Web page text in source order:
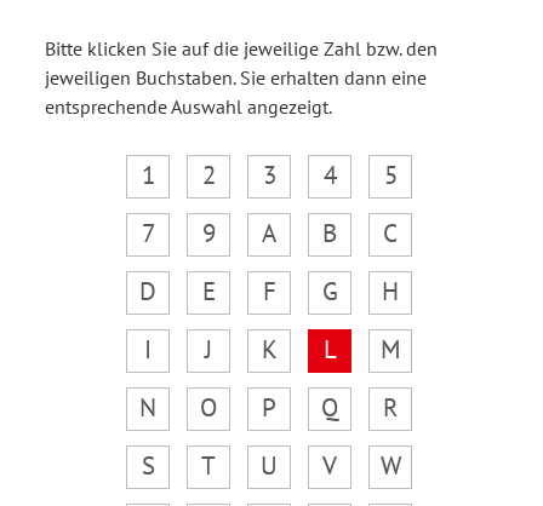
Bitte klicken Sie auf die jeweilige Zahl bzw. den
jeweiligen Buchstaben. Sie erhalten dann eine
entsprechende Auswahl angezeigt.
1 2 3 4
5
7
9 A B
C
D
E F G
H
I
J K L
M
N
O P Q
R
S
T U V
W